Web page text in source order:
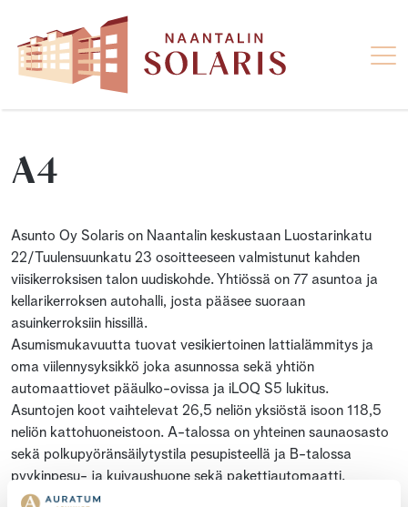
A4
Asunto Oy Solaris on Naantalin keskustaan Luostarinkatu
22/Tuulensuunkatu 23 osoitteeseen valmistunut kahden
viisikerroksisen talon uudiskohde. Yhtiössä on 77 asuntoa ja
kellarikerroksen autohalli, josta pääsee suoraan
asuinkerroksiin hissillä.
Asumismukavuutta tuovat vesikiertoinen lattialämmitys ja
oma viilennysyksikkö joka asunnossa sekä yhtiön
automaattiovet pääulko-ovissa ja iLOQ S5 lukitus.
Asuntojen koot vaihtelevat 26,5 neliön yksiöstä isoon 118,5
neliön kattohuoneistoon. A-talossa on yhteinen saunaosasto
sekä polkupyöränsäilytystila pesupisteellä ja B-talossa
pyykinpesu- ja kuivaushuone sekä pakettiautomaatti.